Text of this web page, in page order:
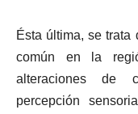
Ésta última, se
común en la
alteraciones de
percepción